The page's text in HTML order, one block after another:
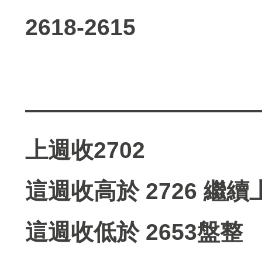
2618-2615
上週收2702
這週收高於 2726 繼續
這週收低於 2653盤整